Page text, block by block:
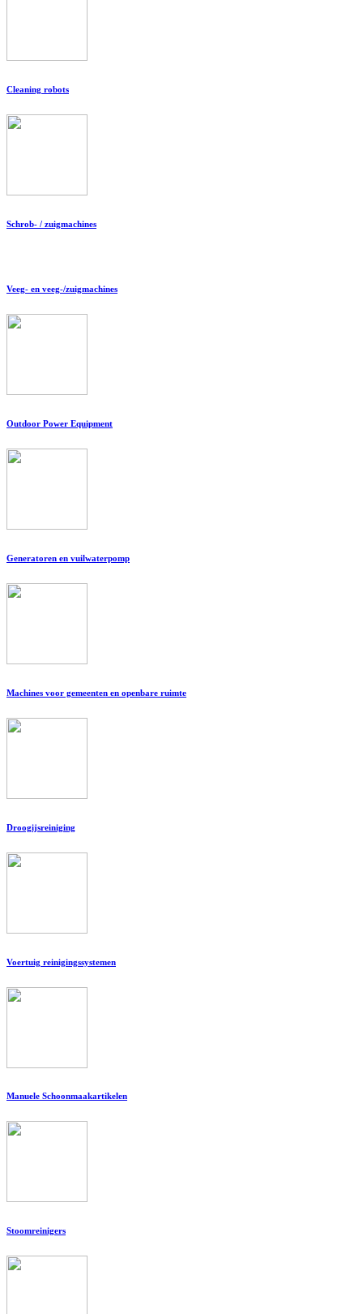
Cleaning robots
Schrob- / zuigmachines
Veeg- en veeg-/zuigmachines
Outdoor Power Equipment
Generatoren en vuilwaterpomp
Machines voor gemeenten en openbare ruimte
Droogijsreiniging
Voertuig reinigingssystemen
Manuele Schoonmaakartikelen
Stoomreinigers